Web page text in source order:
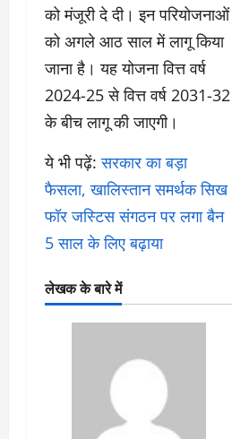
को मंजूरी दे दी। इन परियोजनाओं
को अगले आठ साल में लागू किया
जाना है। यह योजना वित्त वर्ष
2024-25 से वित्त वर्ष 2031-32
के बीच लागू की जाएगी।
ये भी पढ़ें:सरकार का बड़ा
फैसला, खालिस्तान समर्थक सिख
फॉर जस्टिस संगठन पर लगा बैन
5 साल के लिए बढ़ाया
लेखक के बारे में